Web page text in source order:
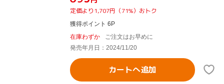
定価より1,707円（71%）おトク
獲得ポイント 6P
在庫わずか
ご注文はお早めに
発売年月日：2024/11/20
カートへ追加